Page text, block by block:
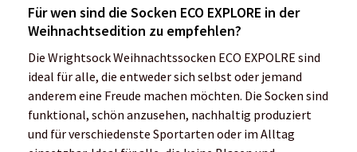
Für wen sind die Socken ECO EXPLORE in der
Weihnachtsedition zu empfehlen?
Die Wrightsock Weihnachtssocken ECO EXPOLRE sind
ideal für alle, die entweder sich selbst oder jemand
anderem eine Freude machen möchten. Die Socken sind
funktional, schön anzusehen, nachhaltig produziert
und für verschiedenste Sportarten oder im Alltag